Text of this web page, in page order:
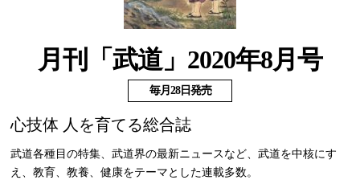
月刊「武道」2020年8月号
毎月28日発売
心技体 人を育てる総合誌
武道各種目の特集、武道界の最新ニュースなど、武道を中核にす
え、教育、教養、健康をテーマとした連載多数。